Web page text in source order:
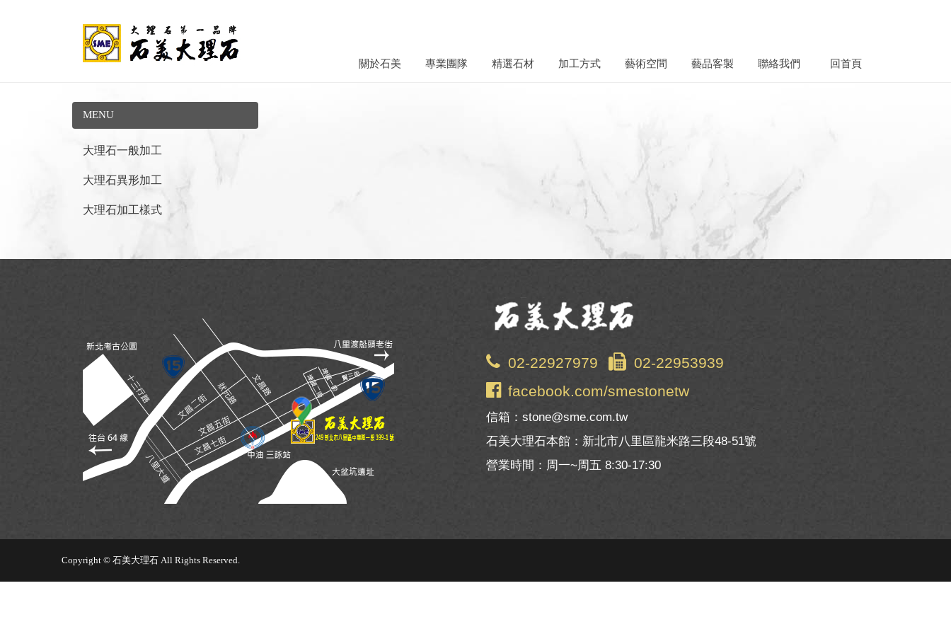
關於石美 專業團隊 精選石材 加工方式 藝術空間 藝品客製 聯絡我們 回首頁
MENU
大理石一般加工
大理石異形加工
大理石加工樣式
02-22927979
02-22953939
facebook.com/smestonetw
信箱：stone@sme.com.tw
石美大理石本館：新北市八里區龍米路三段48-51號
營業時間：周一~周五 8:30-17:30
Copyright © 石美大理石 All Rights Reserved.